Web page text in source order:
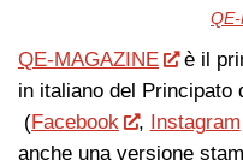
QE-MAGAZINE
è il
in italiano del Principato
(Facebook , Instagram
anche una versione